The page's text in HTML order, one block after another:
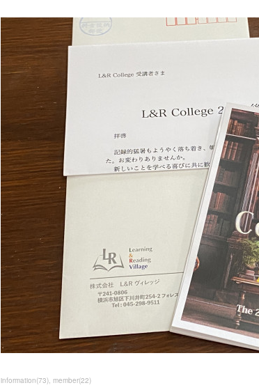
information(73) member(22)